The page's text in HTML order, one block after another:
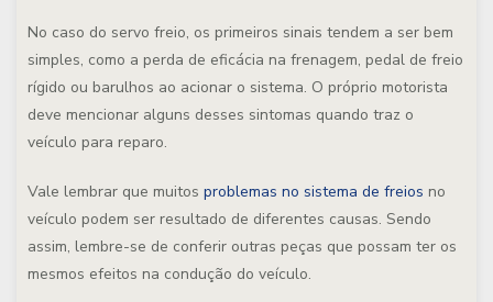
No caso do servo freio, os primeiros sinais tendem a ser bem
simples, como a perda de eficácia na frenagem, pedal de freio
rígido ou barulhos ao acionar o sistema. O próprio motorista
deve mencionar alguns desses sintomas quando traz o
veículo para reparo.
Vale lembrar que muitos problemas no sistema de freios no
veículo podem ser resultado de diferentes causas. Sendo
assim, lembre-se de conferir outras peças que possam ter os
mesmos efeitos na condução do veículo.